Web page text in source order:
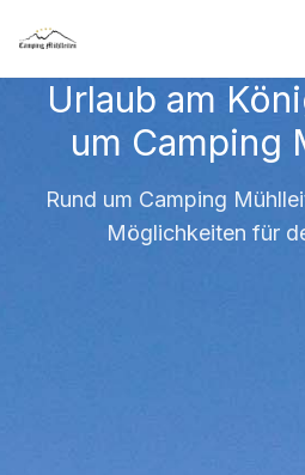
Urlaub am
um Camping
Rund um Camping
Möglichkeiten für